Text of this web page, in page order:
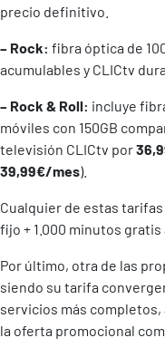
precio definitivo.
– Rock: fibra óptica de
acumulables y CLICtv
– Rock & Roll: incluye
móviles con 150GB
televisión CLICtv por
39,99€/mes).
Cualquier de estas
fijo + 1.000 minutos gratis
Por último, otra de las
siendo su tarifa
servicios más
la oferta promocional